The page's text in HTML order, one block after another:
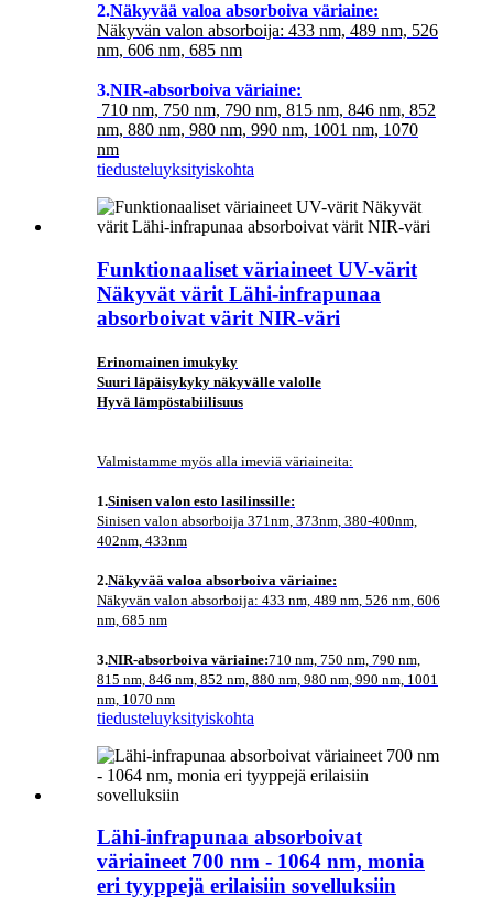
2.Näkyvää valoa absorboiva väriaine:
Näkyvän valon absorboija: 433 nm, 489 nm, 526
nm, 606 nm, 685 nm
3.NIR-absorboiva väriaine:
710 nm, 750 nm, 790 nm, 815 nm, 846 nm, 852
nm, 880 nm, 980 nm, 990 nm, 1001 nm, 1070
nm
tiedusteluyksityiskohta
Funktionaaliset väriaineet UV-värit
Näkyvät värit Lähi-infrapunaa
absorboivat värit NIR-väri
Erinomainen imukyky
Suuri läpäisykyky näkyvälle valolle
Hyvä lämpöstabiilisuus
Valmistamme myös alla imeviä väriaineita:
1.Sinisen valon esto lasilinssille:
Sinisen valon absorboija 371nm, 373nm, 380-400nm,
402nm, 433nm
2.Näkyvää valoa absorboiva väriaine:
Näkyvän valon absorboija: 433 nm, 489 nm, 526 nm, 606
nm, 685 nm
3.NIR-absorboiva väriaine:710 nm, 750 nm, 790 nm,
815 nm, 846 nm, 852 nm, 880 nm, 980 nm, 990 nm, 1001
nm, 1070 nm
tiedusteluyksityiskohta
Lähi-infrapunaa absorboivat
väriaineet 700 nm - 1064 nm, monia
eri tyyppejä erilaisiin sovelluksiin